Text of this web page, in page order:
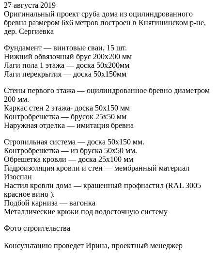
27 августа 2019
Оригинальный проект сруба дома из оцилиндрованного
бревна размером 6х6 метров построен в Княгининском р-не,
дер. Сергиевка
Фундамент — винтовые сваи, 15 шт.
Нижний обвязочный брус 200х200 мм
Лаги пола 1 этажа — доска 50х200мм
Лаги перекрытия — доска 50х150мм
Стены первого этажа — оцилиндрованное бревно диаметром
200 мм.
Каркас стен 2 этажа- доска 50х150 мм
Контробрешетка — брусок 25х50 мм
Наружная отделка — имитация бревна
Стропильная система — доска 50х150 мм.
Контробрешетка — из бруска 50х50 мм.
Обрешетка кровли — доска 25х100 мм
Гидроизоляция кровли и стен — мембранный материал
Изоспан
Настил кровли дома — крашенный профнастил (RAL 3005
красное вино ).
Подбой карниза — вагонка
Металлические крюки под водосточную систему
Фото строительства
Консультацию проведет Ирина, проектный менеджер